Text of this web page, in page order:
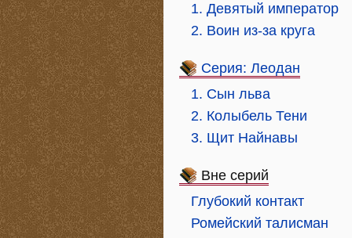
1. Девятый император
2. Воин из-за круга
Серия: Леодан
1. Сын льва
2. Колыбель Тени
3. Щит Найнавы
Вне серий
Глубокий контакт
Ромейский талисман